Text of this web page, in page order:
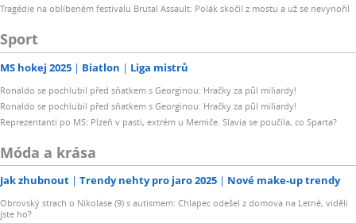
Tragédie na oblíbeném festivalu Brutal Assault: Polák skočil z mostu a už se nevynořil
Sport
MS hokej 2025 Biatlon Liga mistrů
Ronaldo se pochlubil před sňatkem s Georginou: Hračky za půl miliardy!
Ronaldo se pochlubil před sňatkem s Georginou: Hračky za půl miliardy!
Reprezentanti po MS: Plzeň v pasti, extrém u Memiče. Slavia se poučila, co Sparta?
Móda a krása
Jak zhubnout Trendy nehty pro jaro 2025 Nové make-up trendy
Obrovský strach o Nikolase (9) s autismem: Chlapec odešel z domova na Letné, viděli
jste ho?